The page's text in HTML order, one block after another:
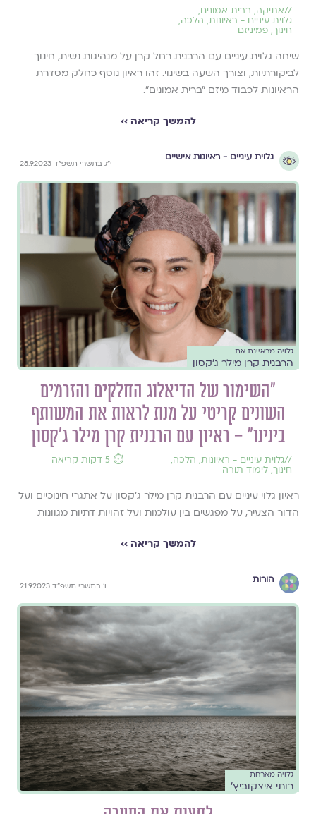
//אתיקה, ברית אמונים,
גלוית עיניים - ראיונות, הלכה,
חינוך, פמיניזם
שיחה גלוית עיניים עם הרבנית רחל קרן על מנהיגות נשית, חינוך
לביקורתיות, וצורך השעה בשינוי. זהו ראיון נוסף כחלק מסדרת
הראיונות לכבוד מיזם "ברית אמונים".
להמשך קריאה ››
גלוית עיניים - ראיונות אישיים
י״ג בתשרי תשפ״ד 28.9.2023
גלויה מראיינת את
הרבנית קרן מילר ג'קסון
"השימור של הדיאלוג החלקים והזרמים
השונים קריטי על מנת לראות את המשותף
בינינו" – ראיון עם הרבנית קרן מילר ג'קסון
//גלוית עיניים - ראיונות, הלכה,
חינוך, לימוד תורה
⏱️ 5 דקות קריאה
ראיון גלוי עיניים עם הרבנית קרן מילר ג'קסון על אתגרי חינוכיים ועל
הדור הצעיר, על מפגשים בין עולמות ועל זהויות דתיות מגוונות
להמשך קריאה ››
הורות
ו׳ בתשרי תשפ״ד 21.9.2023
גלויה מארחת
רותי איצקוביץ'